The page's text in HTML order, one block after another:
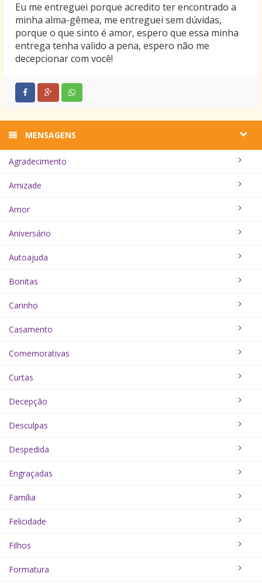
perguntou o jovem.
– Não faria não senhor! Todo esse sentimento
apaixonado que você está sentindo, apesar de lindo
e emocionante, não justifica o fato de você ter
roubado a ambulância do hospital onde você estava
isso que eu não estou achando nem um pouco
romântico… Emendou a delegada de plantão.
Eu me entreguei porque acredito ter encontrado a
minha alma-gêmea, me entreguei sem dúvidas,
porque o que sinto é amor, espero que essa minha
entrega tenha valido a pena, espero não me
decepcionar com você!
MENSAGENS
Agradecimento
Amizade
Amor
Aniversário
Autoajuda
Bonitas
Carinho
Casamento
Comemorativas
Curtas
Decepção
Desculpas
Despedida
Engraçadas
Família
Felicidade
Filhos
Formatura